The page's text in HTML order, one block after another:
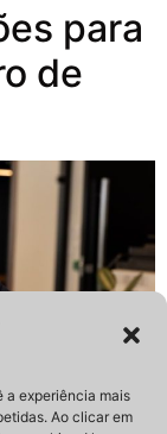
a experiência mais
Ao clicar em
para
de